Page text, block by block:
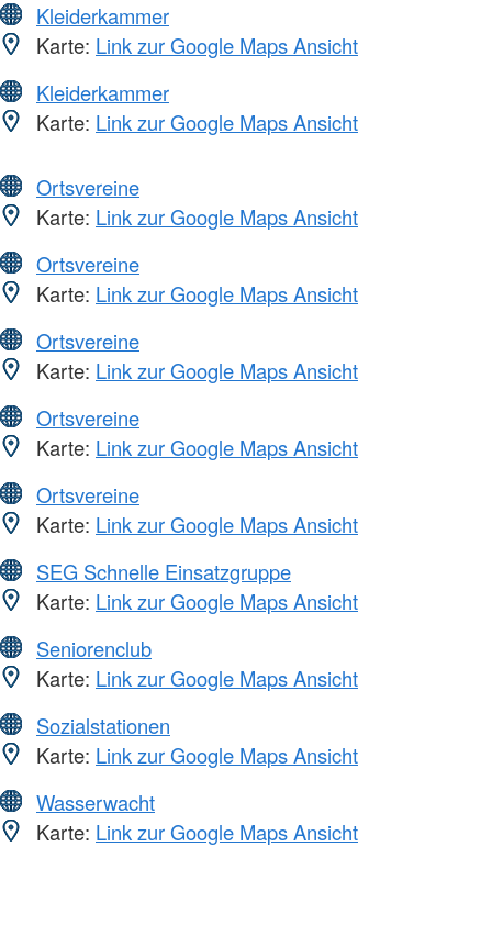
Kleiderkammer
Karte: Link zur Google Maps Ansicht
Kleiderkammer
Karte: Link zur Google Maps Ansicht
Ortsvereine
Karte: Link zur Google Maps Ansicht
Ortsvereine
Karte: Link zur Google Maps Ansicht
Ortsvereine
Karte: Link zur Google Maps Ansicht
Ortsvereine
Karte: Link zur Google Maps Ansicht
Ortsvereine
Karte: Link zur Google Maps Ansicht
SEG Schnelle Einsatzgruppe
Karte: Link zur Google Maps Ansicht
Seniorenclub
Karte: Link zur Google Maps Ansicht
Sozialstationen
Karte: Link zur Google Maps Ansicht
Wasserwacht
Karte: Link zur Google Maps Ansicht